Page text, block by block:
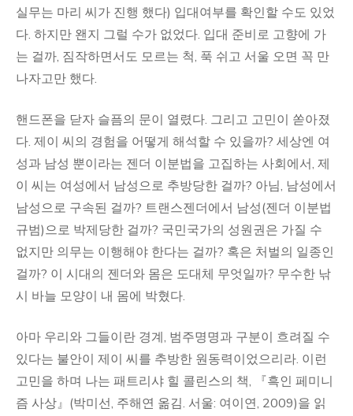
실무는 마리 씨가 진행 했다) 입대여부를 확인할 수도 있었
다. 하지만 왠지 그럴 수가 없었다. 입대 준비로 고향에 가
는 걸까, 짐작하면서도 모르는 척, 푹 쉬고 서울 오면 꼭 만
나자고만 했다.
핸드폰을 닫자 슬픔의 문이 열렸다. 그리고 고민이 쏟아졌
다. 제이 씨의 경험을 어떻게 해석할 수 있을까? 세상엔 여
성과 남성 뿐이라는 젠더 이분법을 고집하는 사회에서, 제
이 씨는 여성에서 남성으로 추방당한 걸까? 아님, 남성에서
남성으로 구속된 걸까? 트랜스젠더에서 남성(젠더 이분법
규범)으로 박제당한 걸까? 국민국가의 성원권은 가질 수
없지만 의무는 이행해야 한다는 걸까? 혹은 처벌의 일종인
걸까? 이 시대의 젠더와 몸은 도대체 무엇일까? 무수한 낚
시 바늘 모양이 내 몸에 박혔다.
아마 우리와 그들이란 경계, 범주명명과 구분이 흐려질 수
있다는 불안이 제이 씨를 추방한 원동력이었으리라. 이런
고민을 하며 나는 패트리샤 힐 콜린스의 책, 『흑인 페미니
즘 사상』(박미선, 주해연 옮김. 서울: 여이연, 2009)을 읽